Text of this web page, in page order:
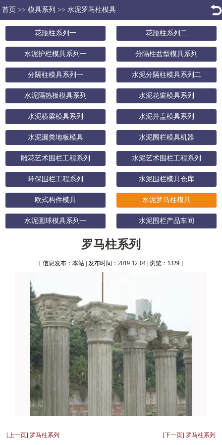
首页 >> 模具系列 >> 水泥罗马柱模具
花瓶柱系列一 花瓶柱系列二
水泥护栏模具系列一 分隔柱盆型模具系列
分隔柱模具系列一 水泥分隔柱模具系列二
水泥隔热板模具系列 水泥花窗模具系列
水泥横梁模具系列 水泥井盖模具系列
水泥漏粪地板模具 水泥围栏模具机器
雕花艺术围栏工程系列 水泥艺术围栏工程系列
环保围栏工程系列 水泥围栏模具仓库
欧式构件模具 水泥罗马柱模具
水泥圆球模具系列一 水泥围栏产品车间
罗马柱系列
[ 信息发布：本站 | 发布时间：2019-12-04 | 浏览：1329 ]
[上一页] 罗马柱系列 [下一页] 罗马柱系列